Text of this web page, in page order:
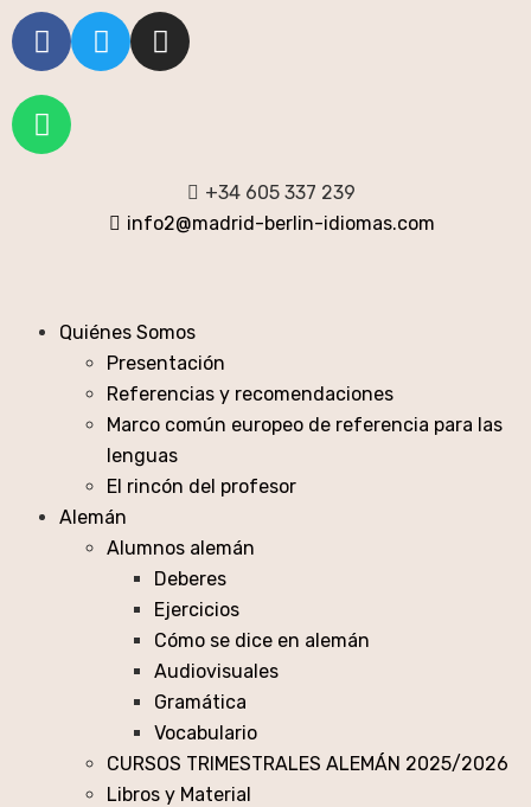
+34 605 337 239
info2@madrid-berlin-idiomas.com
Quiénes Somos
Presentación
Referencias y recomendaciones
Marco común europeo de referencia para las
lenguas
El rincón del profesor
Alemán
Alumnos alemán
Deberes
Ejercicios
Cómo se dice en alemán
Audiovisuales
Gramática
Vocabulario
CURSOS TRIMESTRALES ALEMÁN 2025/2026
Libros y Material